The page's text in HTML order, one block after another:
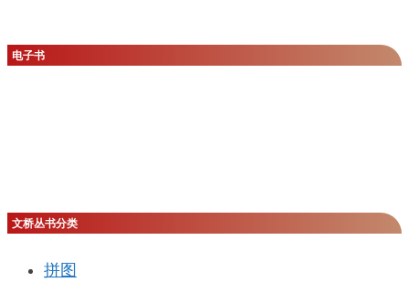
RM58.00。
格
为：
电子书
文桥丛书分类
拼图